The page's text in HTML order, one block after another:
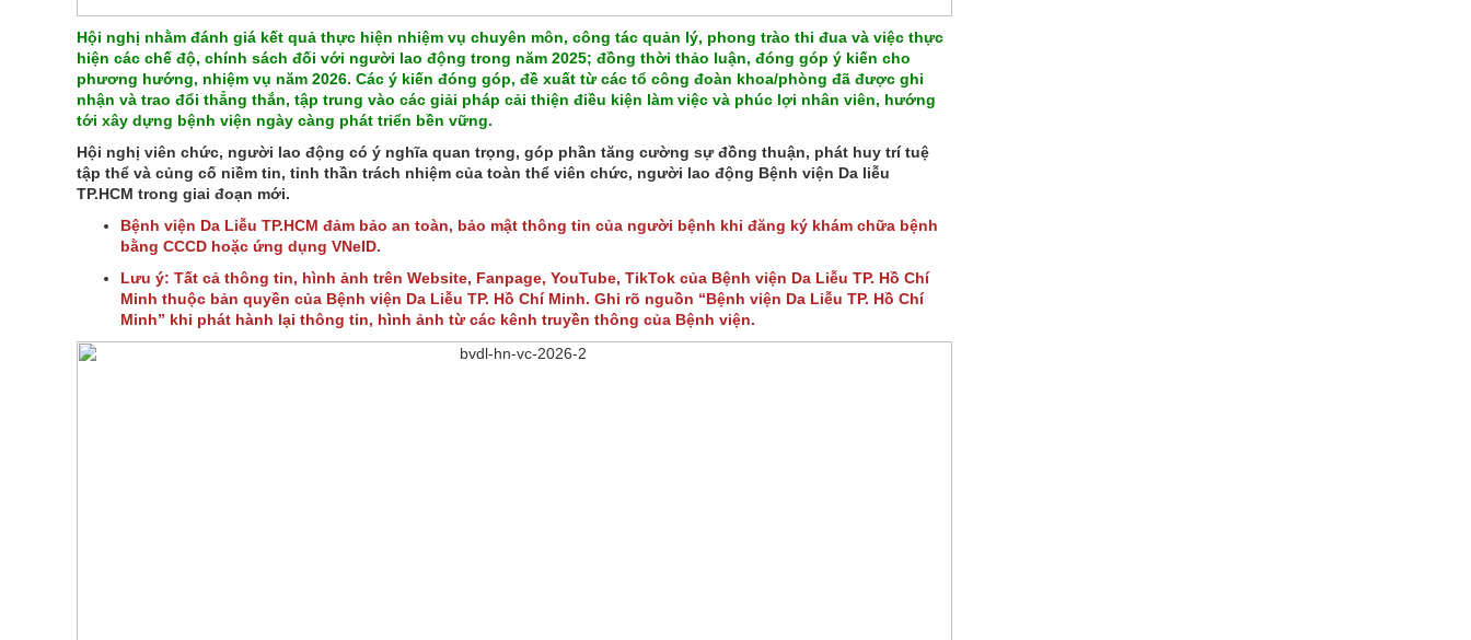
Hội nghị nhằm đánh giá kết quả thực hiện nhiệm vụ chuyên môn, công tác quản lý, phong trào thi đua và việc thực
hiện các chế độ, chính sách đối với người lao động trong năm 2025; đồng thời thảo luận, đóng góp ý kiến cho
phương hướng, nhiệm vụ năm 2026. Các ý kiến đóng góp, đề xuất từ các tổ công đoàn khoa/phòng đã được ghi
nhận và trao đổi thẳng thắn, tập trung vào các giải pháp cải thiện điều kiện làm việc và phúc lợi nhân viên, hướng
tới xây dựng bệnh viện ngày càng phát triển bền vững.
Hội nghị viên chức, người lao động có ý nghĩa quan trọng, góp phần tăng cường sự đồng thuận, phát huy trí tuệ
tập thể và củng cố niềm tin, tinh thần trách nhiệm của toàn thể viên chức, người lao động Bệnh viện Da liễu
TP.HCM trong giai đoạn mới.
Bệnh viện Da Liễu TP.HCM đảm bảo an toàn, bảo mật thông tin của người bệnh khi đăng ký khám chữa bệnh
bằng CCCD hoặc ứng dụng VNeID.
Lưu ý: Tất cả thông tin, hình ảnh trên Website, Fanpage, YouTube, TikTok của Bệnh viện Da Liễu TP. Hồ Chí
Minh thuộc bản quyền của Bệnh viện Da Liễu TP. Hồ Chí Minh. Ghi rõ nguồn “Bệnh viện Da Liễu TP. Hồ Chí
Minh” khi phát hành lại thông tin, hình ảnh từ các kênh truyền thông của Bệnh viện.